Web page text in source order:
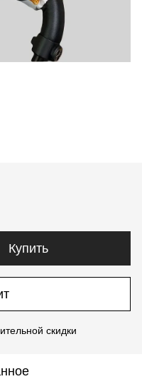
Купить
скидки